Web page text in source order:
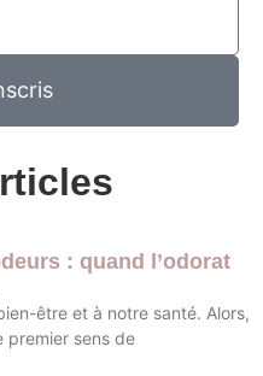
: quand l’odorat
être et à notre santé. Alors,
premier sens de